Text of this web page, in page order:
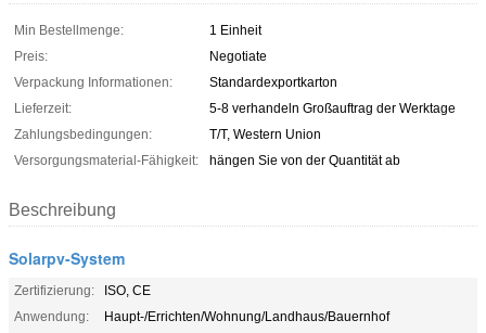
Min Bestellmenge:
1 Einheit
Preis:
Negotiate
Verpackung Informationen:
Standardexportkarton
Lieferzeit:
5-8 verhandeln Großauftrag der Werktage
Zahlungsbedingungen:
T/T, Western Union
Versorgungsmaterial-Fähigkeit:
hängen Sie von der Quantität ab
Beschreibung
Solarpv-System
Zertifizierung:
ISO, CE
Anwendung:
Haupt-/Errichten/Wohnung/Landhaus/Bauernhof